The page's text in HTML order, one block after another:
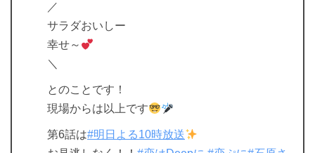
／
サラダおいしー
幸せ～
＼
とのことです！
現場からは以上です
第6話は#明日よる10時放送